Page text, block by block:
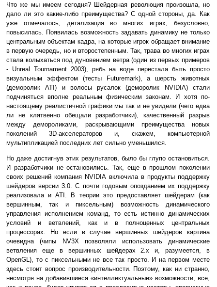
Что же мы имеем сегодня? Шейдерная революция произошла, но
дало ли это какие-либо преимущества? С одной стороны, да. Как
уже отмечалось, детализация во многих играх, безусловно,
повысилась. Появилась возможность задавать динамику не только
центральным объектам кадра, на которые игрок обращает внимание
в первую очередь, но и второстепенным. Так, трава во многих играх
стала колыхаться под дуновением ветра (один из первых примеров
- Unreal Tournament 2003), рябь на воде перестала быть просто
визуальным эффектом (тесты Futuremark), а шерсть животных
(деморолик ATI) и волосы русалок (деморолик NVIDIA) стали
подчиняться вполне реальным физическим законам. И хотя по-
настоящему реалистичной графики мы так и не увидели (чего едва
ли не клятвенно обещали разработчики), качественный разрыв
между демороликами, раскрывающими преимущества новых
поколений 3D-акселераторов и, скажем, компьютерной
мультипликацией последних лет сильно уменьшился.
Но даже достигнув этих результатов, было бы глупо остановиться.
И разработчики не остановились. Так, еще в прошлом поколении
своих решений компания NVIDIA включила в продукты поддержку
шейдеров версии 3.0. С почти годовым опозданием их поддержку
реализовала и ATI. В теории это предоставляет шейдерам (как
вершинным, так и пиксельным) возможность динамического
управления исполнением команд, то есть истинно динамических
условий и ветвлений, как и в полноценных центральных
процессорах. Но если в случае вершинных шейдеров картина
очевидна (чипы NV3X позволяли использовать динамические
ветвления еще в вершинных шейдерах 2.х и, разумеется, в
OpenGL), то с пиксельными не все так просто. И на первом месте
здесь стоит вопрос производительности. Поэтому, как ни странно,
несмотря на добавившиеся «интеллектуальные» возможности, все,